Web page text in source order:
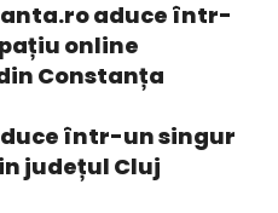
aduce într-
online
Constanța
într-un singur
județul Cluj